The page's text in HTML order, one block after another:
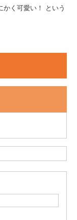
かく可愛い！ という